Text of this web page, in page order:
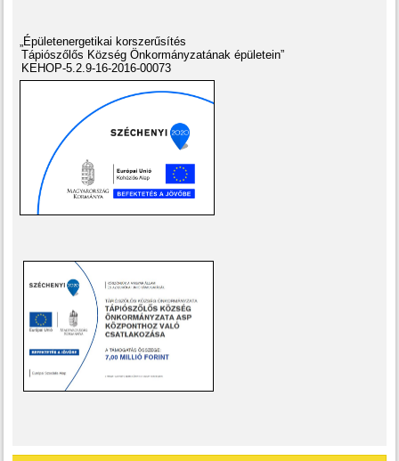
„Épületenergetikai korszerűsítés
Tápiószőlős Község Önkormányzatának épületein”
KEHOP-5.2.9-16-2016-00073